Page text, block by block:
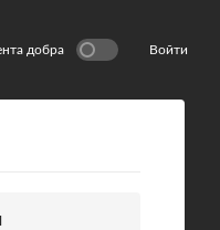
добра Войти